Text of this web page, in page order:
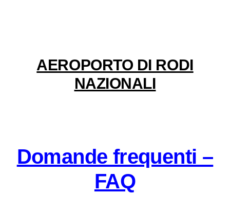
AEROPORTO DI RODI
NAZIONALI
Domande frequenti –
FAQ